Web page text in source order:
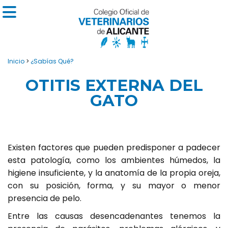
Inicio > ¿Sabías Qué?
OTITIS EXTERNA DEL
GATO
Existen factores que pueden predisponer a padecer
esta patología, como los ambientes húmedos, la
higiene insuficiente, y la anatomía de la propia oreja,
con su posición, forma, y su mayor o menor
presencia de pelo.
Entre las causas desencadenantes tenemos la